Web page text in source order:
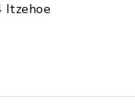
Itzehoe